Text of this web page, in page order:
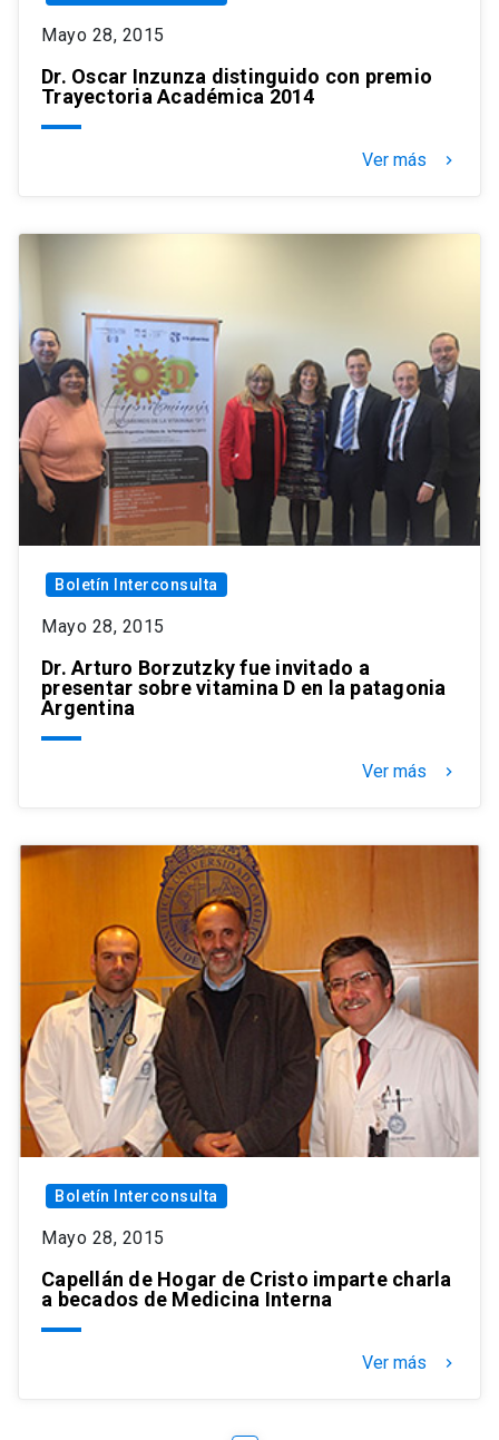
Mayo 28, 2015
Dr. Oscar Inzunza distinguido con premio
Trayectoria Académica 2014
Ver más keyboard_arrow_right
Boletín Interconsulta
Mayo 28, 2015
Dr. Arturo Borzutzky fue invitado a
presentar sobre vitamina D en la patagonia
Argentina
Ver más keyboard_arrow_right
Boletín Interconsulta
Mayo 28, 2015
Capellán de Hogar de Cristo imparte charla
a becados de Medicina Interna
Ver más keyboard_arrow_right